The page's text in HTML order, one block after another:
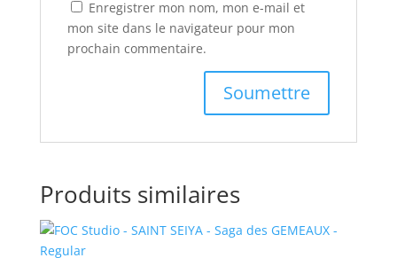
Enregistrer mon nom, mon e-mail et
mon site dans le navigateur pour mon
prochain commentaire.
Produits similaires